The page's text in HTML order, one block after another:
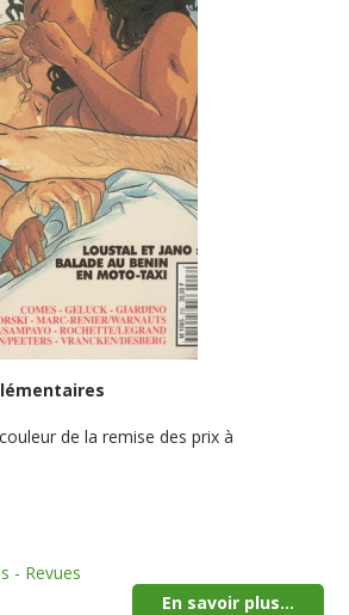
de la remise des prix à
- Revues
En savoir plus...